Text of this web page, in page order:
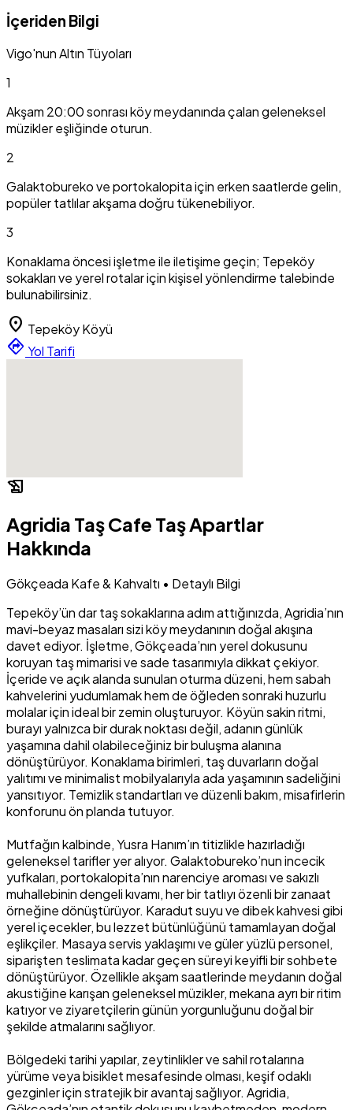
İçeriden Bilgi
Vigo'nun Altın Tüyoları
1
Akşam 20:00 sonrası köy meydanında çalan geleneksel
müzikler eşliğinde oturun.
2
Galaktobureko ve portokalopita için erken saatlerde gelin,
popüler tatlılar akşama doğru tükenebiliyor.
3
Konaklama öncesi işletme ile iletişime geçin; Tepeköy
sokakları ve yerel rotalar için kişisel yönlendirme talebinde
bulunabilirsiniz.
location_on Tepeköy Köyü
directions Yol Tarifi
history_edu
Agridia Taş Cafe Taş Apartlar
Hakkında
Gökçeada Kafe & Kahvaltı • Detaylı Bilgi
Tepeköy’ün dar taş sokaklarına adım attığınızda, Agridia’nın
mavi-beyaz masaları sizi köy meydanının doğal akışına
davet ediyor. İşletme, Gökçeada’nın yerel dokusunu
koruyan taş mimarisi ve sade tasarımıyla dikkat çekiyor.
İçeride ve açık alanda sunulan oturma düzeni, hem sabah
kahvelerini yudumlamak hem de öğleden sonraki huzurlu
molalar için ideal bir zemin oluşturuyor. Köyün sakin ritmi,
burayı yalnızca bir durak noktası değil, adanın günlük
yaşamına dahil olabileceğiniz bir buluşma alanına
dönüştürüyor. Konaklama birimleri, taş duvarların doğal
yalıtımı ve minimalist mobilyalarıyla ada yaşamının sadeliğini
yansıtıyor. Temizlik standartları ve düzenli bakım, misafirlerin
konforunu ön planda tutuyor.
Mutfağın kalbinde, Yusra Hanım’ın titizlikle hazırladığı
geleneksel tarifler yer alıyor. Galaktobureko’nun incecik
yufkaları, portokalopita’nın narenciye aroması ve sakızlı
muhallebinin dengeli kıvamı, her bir tatlıyı özenli bir zanaat
örneğine dönüştürüyor. Karadut suyu ve dibek kahvesi gibi
yerel içecekler, bu lezzet bütünlüğünü tamamlayan doğal
eşlikçiler. Masaya servis yaklaşımı ve güler yüzlü personel,
siparişten teslimata kadar geçen süreyi keyifli bir sohbete
dönüştürüyor. Özellikle akşam saatlerinde meydanın doğal
akustiğine karışan geleneksel müzikler, mekana ayrı bir ritim
katıyor ve ziyaretçilerin günün yorgunluğunu doğal bir
şekilde atmalarını sağlıyor.
Bölgedeki tarihi yapılar, zeytinlikler ve sahil rotalarına
yürüme veya bisiklet mesafesinde olması, keşif odaklı
gezginler için stratejik bir avantaj sağlıyor. Agridia,